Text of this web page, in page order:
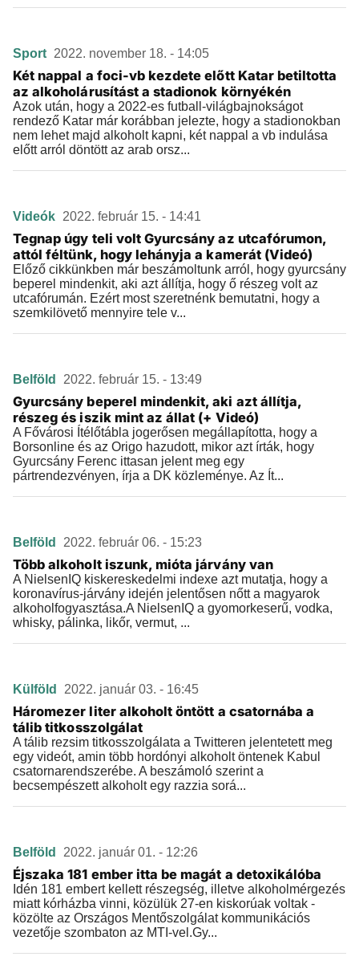
Sport 2022. november 18. - 14:05
Két nappal a foci-vb kezdete előtt Katar betiltotta
az alkoholárusítást a stadionok környékén
Azok után, hogy a 2022-es futball-világbajnokságot
rendező Katar már korábban jelezte, hogy a stadionokban
nem lehet majd alkoholt kapni, két nappal a vb indulása
előtt arról döntött az arab orsz...
Videók 2022. február 15. - 14:41
Tegnap úgy teli volt Gyurcsány az utcafórumon,
attól féltünk, hogy lehányja a kamerát (Videó)
Előző cikkünkben már beszámoltunk arról, hogy gyurcsány
beperel mindenkit, aki azt állítja, hogy ő részeg volt az
utcafórumán. Ezért most szeretnénk bemutatni, hogy a
szemkilövető mennyire tele v...
Belföld 2022. február 15. - 13:49
Gyurcsány beperel mindenkit, aki azt állítja,
részeg és iszik mint az állat (+ Videó)
A Fővárosi Ítélőtábla jogerősen megállapította, hogy a
Borsonline és az Origo hazudott, mikor azt írták, hogy
Gyurcsány Ferenc ittasan jelent meg egy
pártrendezvényen, írja a DK közleménye. Az Ít...
Belföld 2022. február 06. - 15:23
Több alkoholt iszunk, mióta járvány van
A NielsenIQ kiskereskedelmi indexe azt mutatja, hogy a
koronavírus-járvány idején jelentősen nőtt a magyarok
alkoholfogyasztása.A NielsenIQ a gyomorkeserű, vodka,
whisky, pálinka, likőr, vermut, ...
Külföld 2022. január 03. - 16:45
Háromezer liter alkoholt öntött a csatornába a
tálib titkosszolgálat
A tálib rezsim titkosszolgálata a Twitteren jelentetett meg
egy videót, amin több hordónyi alkoholt öntenek Kabul
csatornarendszerébe. A beszámoló szerint a
becsempészett alkoholt egy razzia sorá...
Belföld 2022. január 01. - 12:26
Éjszaka 181 ember itta be magát a detoxikálóba
Idén 181 embert kellett részegség, illetve alkoholmérgezés
miatt kórházba vinni, közülük 27-en kiskorúak voltak -
közölte az Országos Mentőszolgálat kommunikációs
vezetője szombaton az MTI-vel.Gy...